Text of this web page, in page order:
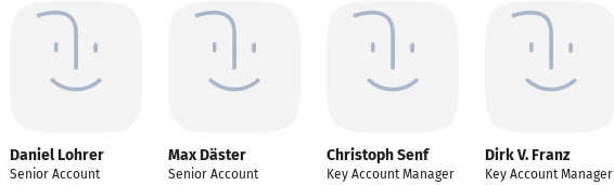
Daniel Lohrer
Senior Account
Max Däster
Senior Account
Christoph Senf
Key Account Manager
Dirk V. Franz
Key Account Manager